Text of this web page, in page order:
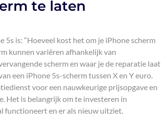
te laten
5s is: “Hoeveel kost het om je iPhone scherm
kunnen variëren afhankelijk van
scherm en waar je de reparatie laat
een iPhone 5s-scherm tussen X en Y euro.
voor een nauwkeurige prijsopgave en
Het is belangrijk om te investeren in
functioneert en er als nieuw uitziet.